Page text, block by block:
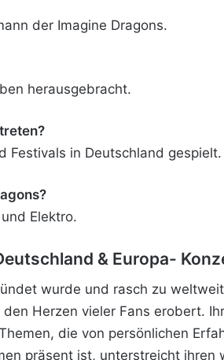
der Imagine Dragons.
herausgebracht.
Festivals in Deutschland gespielt.
Elektro.
& Europa-
wurde und rasch zu
Herzen vieler Fans erobert.
die von persönlichen
präsent ist, unterstreicht